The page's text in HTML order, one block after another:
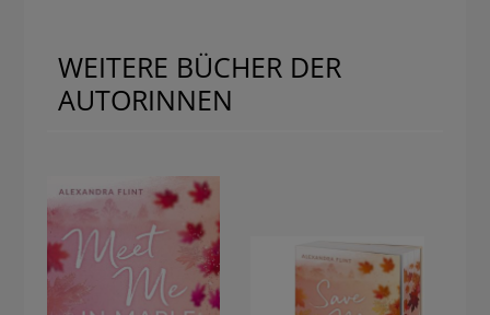
WEITERE BÜCHER DER
AUTORINNEN